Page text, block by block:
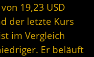
19,23 USD
der letzte Kurs
im Vergleich
Er beläuft